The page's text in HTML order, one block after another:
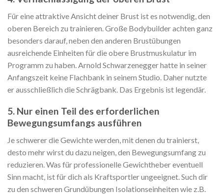
Für eine attraktive Ansicht deiner Brust ist es notwendig, den
oberen Bereich zu trainieren. Große Bodybuilder achten ganz
besonders darauf, neben den anderen Brustübungen
ausreichende Einheiten für die obere Brustmuskulatur im
Programm zu haben. Arnold Schwarzenegger hatte in seiner
Anfangszeit keine Flachbank in seinem Studio. Daher nutzte
er ausschließlich die Schrägbank. Das Ergebnis ist legendär.
5. Nur einen Teil des erforderlichen
Bewegungsumfangs ausführen
Je schwerer die Gewichte werden, mit denen du trainierst,
desto mehr wirst du dazu neigen, den Bewegungsumfang zu
reduzieren. Was für professionelle Gewichtheber eventuell
Sinn macht, ist für dich als Kraftsportler ungeeignet. Such dir
zu den schweren Grundübungen Isolationseinheiten wie z.B.